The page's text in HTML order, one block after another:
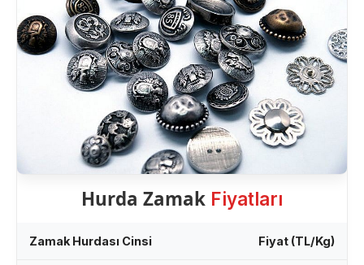
Hurda Zamak Fiyatları
Zamak Hurdası Cinsi Fiyat (TL/Kg)